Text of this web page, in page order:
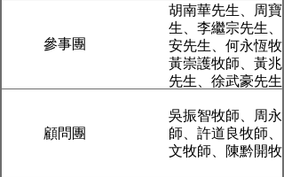
參事團
胡南華先生、周
生、李繼宗先生
安先生、何永恆
黃崇護牧師、黃
先生、徐武豪先生
顧問團
吳振智牧師、周
師、許道良牧師
文牧師、陳黔開